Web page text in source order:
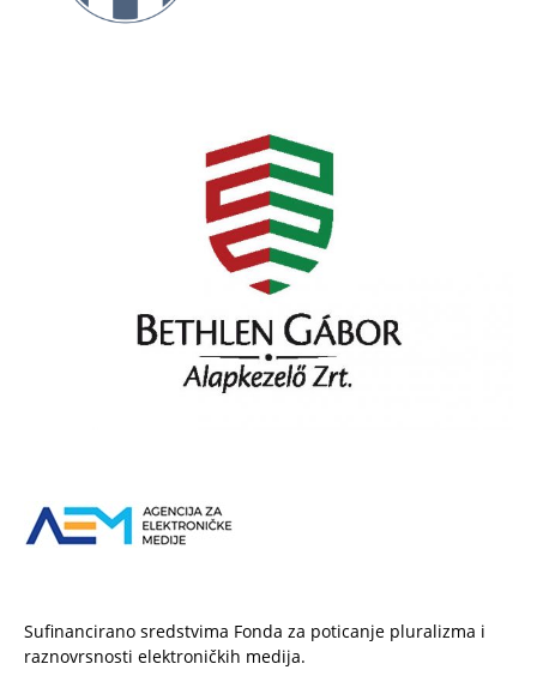
Sufinancirano sredstvima Fonda za poticanje pluralizma i
raznovrsnosti elektroničkih medija.